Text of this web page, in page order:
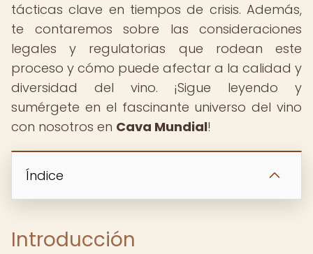
tácticas clave en tiempos de crisis. Además,
te contaremos sobre las consideraciones
legales y regulatorias que rodean este
proceso y cómo puede afectar a la calidad y
diversidad del vino. ¡Sigue leyendo y
sumérgete en el fascinante universo del vino
con nosotros en Cava Mundial!
Índice
Introducción